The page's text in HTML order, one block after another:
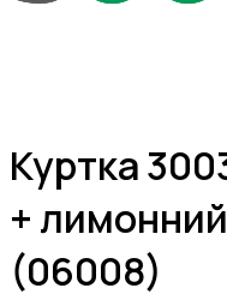
Куртка
+
(06008)